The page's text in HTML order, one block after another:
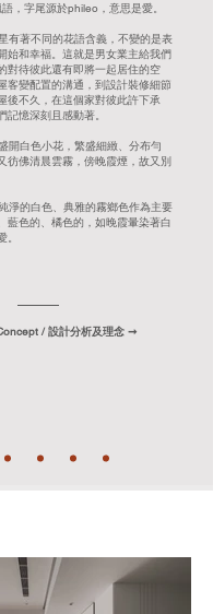
，字尾源於phileo，意思是愛。
有著不同的花語含義，不變的是表
和幸福。 這就是男女業主給我們
對待彼此還有即將一起居住的空
客變配置的溝通，到設計裝修細節
後不久，在這個家對彼此許下承
憶深刻且感動著。
開白色小花，繁盛細緻、分布勻
彷佛清晨雲霧，傍晚霞煙，故又別
淨的白色、典雅的霧鄉色作為主要
藍色的、橘色的，如晚霞暈染著白
/ 設計分析及理念 ➞